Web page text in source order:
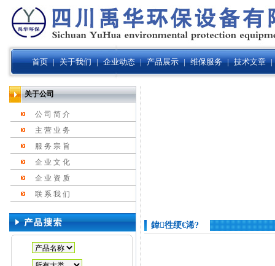
首页 | 关于我们 | 企业动态 | 产品展示 | 维保服务 | 技术文章 |
关于公司
公 司 简 介
主 营 业 务
服 务 宗 旨
企 业 文 化
企 业 资 质
联 系 我 们
鍏徃绠€浠?